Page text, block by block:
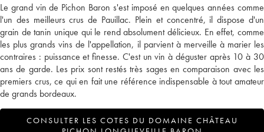
Le grand vin de Pichon Baron s'est imposé en quelques années comme
l'un des meilleurs crus de Pauillac. Plein et concentré, il dispose d'un
grain de tanin unique qui le rend absolument délicieux. En effet, comme
les plus grands vins de l'appellation, il parvient à merveille à marier les
contraires : puissance et finesse. C'est un vin à déguster après 10 à 30
ans de garde. Les prix sont restés très sages en comparaison avec les
premiers crus, ce qui en fait une référence indispensable à tout amateur
de grands bordeaux.
CONSULTER LES COTES DU DOMAINE CHÂTEAU